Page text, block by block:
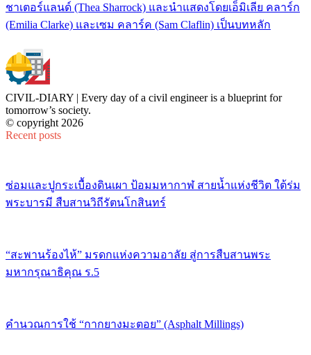
ชาเตอร์แลนด์ (Thea Sharrock) และนำแสดงโดยเอ็มิเลีย คลาร์ก
(Emilia Clarke) และเซม คลาร์ค (Sam Claflin) เป็นบทหลัก
CIVIL-DIARY | Every day of a civil engineer is a blueprint for
tomorrow’s society.
© copyright 2026
Recent posts
ซ่อมและปูกระเบื้องดินเผา ป้อมมหากาฬ สายน้ำแห่งชีวิต ใต้ร่ม
พระบารมี สืบสานวิถีรัตนโกสินทร์
“สะพานร้องไห้” มรดกแห่งความอาลัย สู่การสืบสานพระ
มหากรุณาธิคุณ ร.5
คำนวณการใช้ “กากยางมะตอย” (Asphalt Millings)